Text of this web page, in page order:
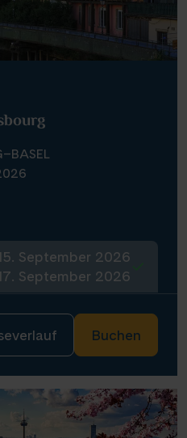
September 2026
September 2026
Buchen